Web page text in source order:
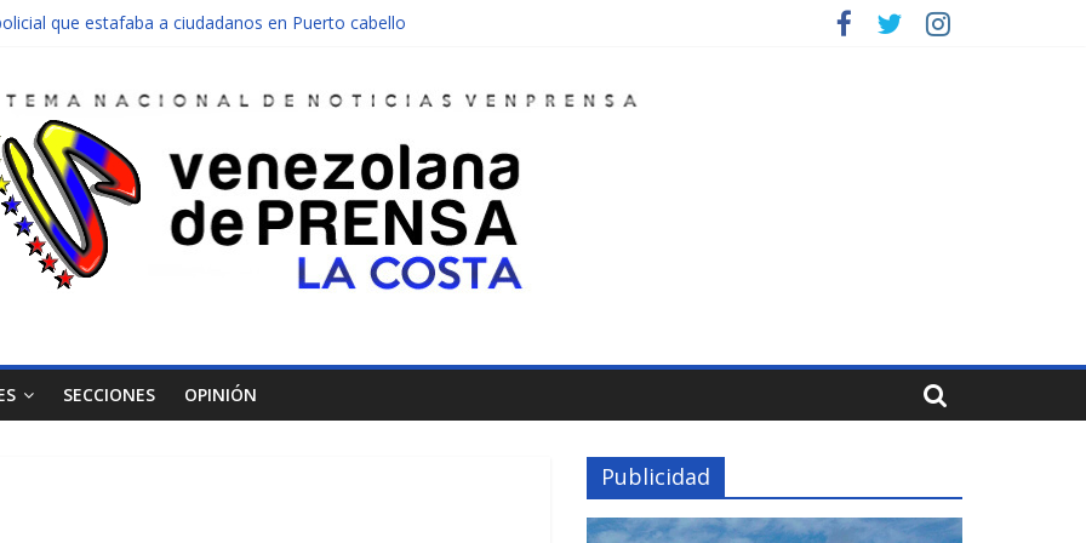
que estafaba a ciudadanos en Puerto cabello
abandonado de Chichiriviche
entre Colombia y Margarita el 27 de junio
SECCIONES OPINIÓN
Publicidad